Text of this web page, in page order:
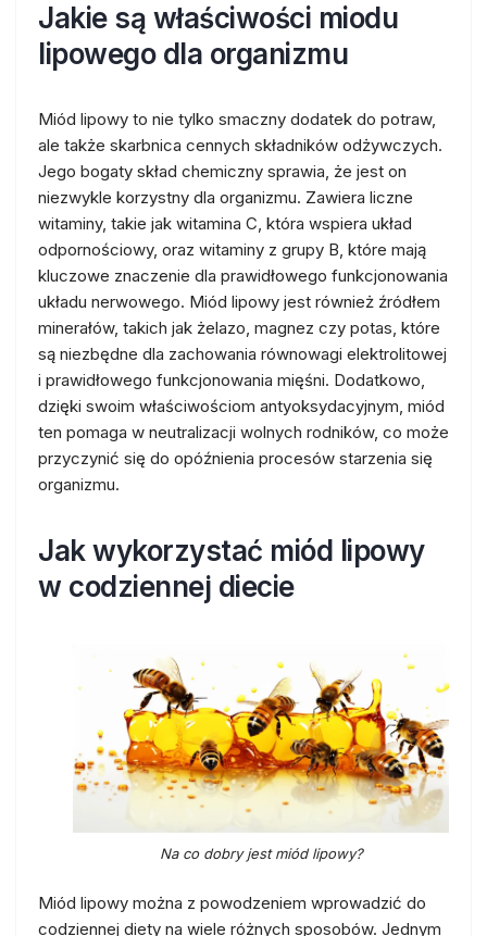
Jakie są właściwości miodu
lipowego dla organizmu
Miód lipowy to nie tylko smaczny dodatek do potraw,
ale także skarbnica cennych składników odżywczych.
Jego bogaty skład chemiczny sprawia, że jest on
niezwykle korzystny dla organizmu. Zawiera liczne
witaminy, takie jak witamina C, która wspiera układ
odpornościowy, oraz witaminy z grupy B, które mają
kluczowe znaczenie dla prawidłowego funkcjonowania
układu nerwowego. Miód lipowy jest również źródłem
minerałów, takich jak żelazo, magnez czy potas, które
są niezbędne dla zachowania równowagi elektrolitowej
i prawidłowego funkcjonowania mięśni. Dodatkowo,
dzięki swoim właściwościom antyoksydacyjnym, miód
ten pomaga w neutralizacji wolnych rodników, co może
przyczynić się do opóźnienia procesów starzenia się
organizmu.
Jak wykorzystać miód lipowy
w codziennej diecie
Na co dobry jest miód lipowy?
Miód lipowy można z powodzeniem wprowadzić do
codziennej diety na wiele różnych sposobów. Jednym